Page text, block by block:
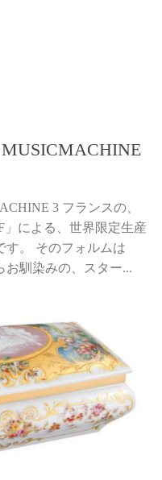
3 フランスの、
による、世界限定生産
す。 そのフォルムは
お馴染みの、スター...